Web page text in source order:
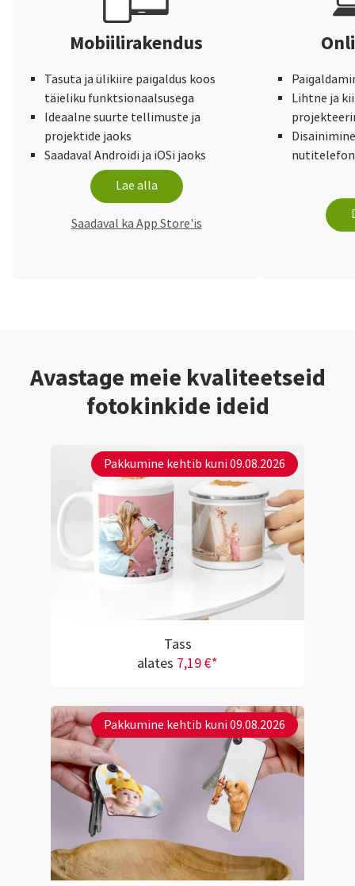
Mobiilirakendus
Tasuta ja ülikiire paigaldus koos
täieliku funktsionaalsusega
Ideaalne suurte tellimuste ja
projektide jaoks
Saadaval Androidi ja iOSi jaoks
Lae alla
Saadaval ka App Store'is
Lihtne ja
Avastage meie kvaliteetseid
fotokinkide ideid
Pakkumine kehtib kuni 09.08.2026
Tass
alates 7,19 €*
Pakkumine kehtib kuni 09.08.2026